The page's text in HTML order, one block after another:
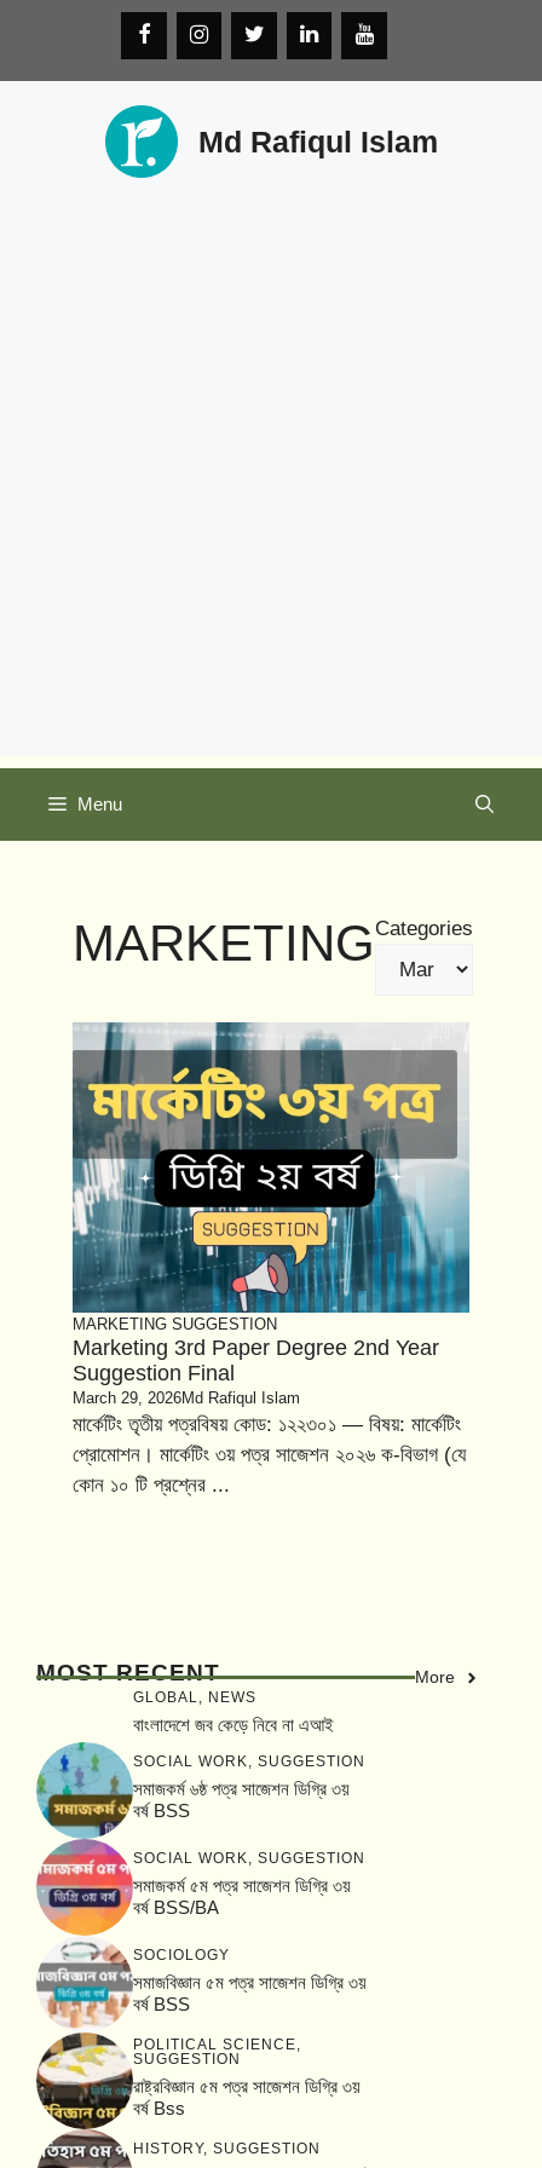
Md Rafiqul Islam
Menu
MARKETINGCategories
MARKETING SUGGESTION
Marketing 3rd Paper Degree 2nd Year
Suggestion Final
March 29, 2026Md Rafiqul Islam
মার্কেটিং তৃতীয় পত্রবিষয় কোড: ১২২৩০১ — বিষয়: মার্কেটিং
প্রোমোশন। মার্কেটিং ৩য় পত্র সাজেশন ২০২৬ ক-বিভাগ (যে
কোন ১০ টি প্রশ্নের ...
MOST RECENT More
GLOBAL, NEWS
বাংলাদেশে জব কেড়ে নিবে না এআই
SOCIAL WORK SUGGESTION
সমাজকর্ম ৬ষ্ঠ পত্র সাজেশন ডিগ্রি ৩য়
বর্ষ BSS
SOCIAL WORK SUGGESTION
সমাজকর্ম ৫ম পত্র সাজেশন ডিগ্রি ৩য়
বর্ষ BSS/BA
SOCIOLOGY
সমাজবিজ্ঞান ৫ম পত্র সাজেশন ডিগ্রি ৩য়
বর্ষ BSS
POLITICAL SCIENCE
SUGGESTION
রাষ্ট্রবিজ্ঞান ৫ম পত্র সাজেশন ডিগ্রি ৩য়
বর্ষ Bss
HISTORY, SUGGESTION